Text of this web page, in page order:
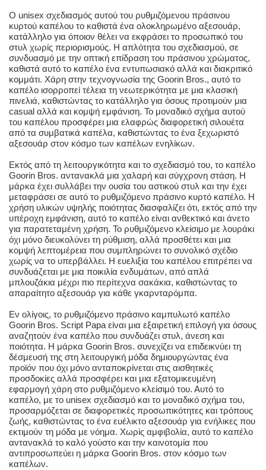
Ο unisex σχεδιασμός αυτού του ρυθμιζόμενου πράσινου
κυρτού καπέλου το καθιστά ένα ολοκληρωμένο αξεσουάρ,
κατάλληλο για όποιον θέλει να εκφράσει το προσωπικό του
στυλ χωρίς περιορισμούς. Η απλότητα του σχεδιασμού, σε
συνδυασμό με την οπτική επίδραση του πράσινου χρώματος,
καθιστά αυτό το καπέλο ένα εντυπωσιακό αλλά και διακριτικό
κομμάτι. Χάρη στην τεχνογνωσία της Goorin Bros., αυτό το
καπέλο ισορροπεί τέλεια τη νεωτερικότητα με μια κλασική
πινελιά, καθιστώντας το κατάλληλο για όσους προτιμούν μια
casual αλλά και κομψή εμφάνιση. Το μοναδικό σχήμα αυτού
του καπέλου προσφέρει μια ελαφρώς διαφορετική σιλουέτα
από τα συμβατικά καπέλα, καθιστώντας το ένα ξεχωριστό
αξεσουάρ στον κόσμο των καπέλων ενηλίκων.
Εκτός από τη λειτουργικότητα και το σχεδιασμό του, το καπέλο
Goorin Bros. αντανακλά μια χαλαρή και σύγχρονη στάση. Η
μάρκα έχει συλλάβει την ουσία του αστικού στυλ και την έχει
μεταφράσει σε αυτό το ρυθμιζόμενο πράσινο κυρτό καπέλο. Η
χρήση υλικών υψηλής ποιότητας διασφαλίζει ότι, εκτός από την
υπέροχη εμφάνιση, αυτό το καπέλο είναι ανθεκτικό και άνετο
για παρατεταμένη χρήση. Το ρυθμιζόμενο κλείσιμο με λουράκι
όχι μόνο διευκολύνει τη ρύθμιση, αλλά προσθέτει και μια
κομψή λεπτομέρεια που συμπληρώνει το συνολικό σχέδιο
χωρίς να το υπερβάλλει. Η ευελιξία του καπέλου επιτρέπει να
συνδυάζεται με μια ποικιλία ενδυμάτων, από απλά
μπλουζάκια μέχρι πιο περίτεχνα σακάκια, καθιστώντας το
απαραίτητο αξεσουάρ για κάθε γκαρνταρόμπα.
Εν ολίγοις, το ρυθμιζόμενο πράσινο καμπυλωτό καπέλο
Goorin Bros. Script Papa είναι μια εξαιρετική επιλογή για όσους
αναζητούν ένα καπέλο που συνδυάζει στυλ, άνεση και
ποιότητα. Η μάρκα Goorin Bros. συνεχίζει να επιδεικνύει τη
δέσμευσή της στη λειτουργική μόδα δημιουργώντας ένα
προϊόν που όχι μόνο ανταποκρίνεται στις αισθητικές
προσδοκίες αλλά προσφέρει και μια εξατομικευμένη
εφαρμογή χάρη στο ρυθμιζόμενο κλείσιμό του. Αυτό το
καπέλο, με το unisex σχεδιασμό και το μοναδικό σχήμα του,
προσαρμόζεται σε διαφορετικές προσωπικότητες και τρόπους
ζωής, καθιστώντας το ένα ευέλικτο αξεσουάρ για ενήλικες που
εκτιμούν τη μόδα με νόημα. Χωρίς αμφιβολία, αυτό το καπέλο
αντανακλά το καλό γούστο και την καινοτομία που
αντιπροσωπεύει η μάρκα Goorin Bros. στον κόσμο των
καπέλων.